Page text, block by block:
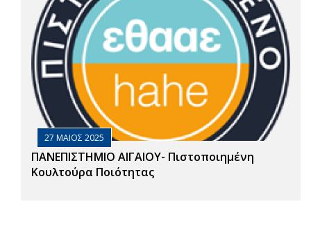
27 ΜΑΙΟΣ 2025
ΠΑΝΕΠΙΣΤΗΜΙΟ ΑΙΓΑΙΟΥ- Πιστοποιημένη
Κουλτούρα Ποιότητας